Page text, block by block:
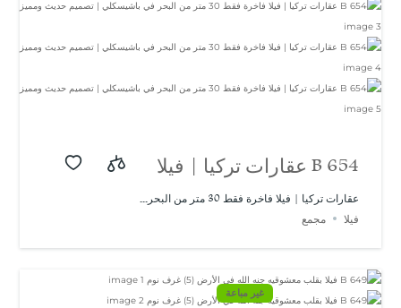
B 654 عقارات تركيا | فيلا
فاخرة فقط 30 متر من
البحر في باشيسكلي |
تصميم حديث ومميز
عقارات تركيا | فيلا فاخرة فقط 30 متر من البحر...
فيلا
مجمع
غير مباعة